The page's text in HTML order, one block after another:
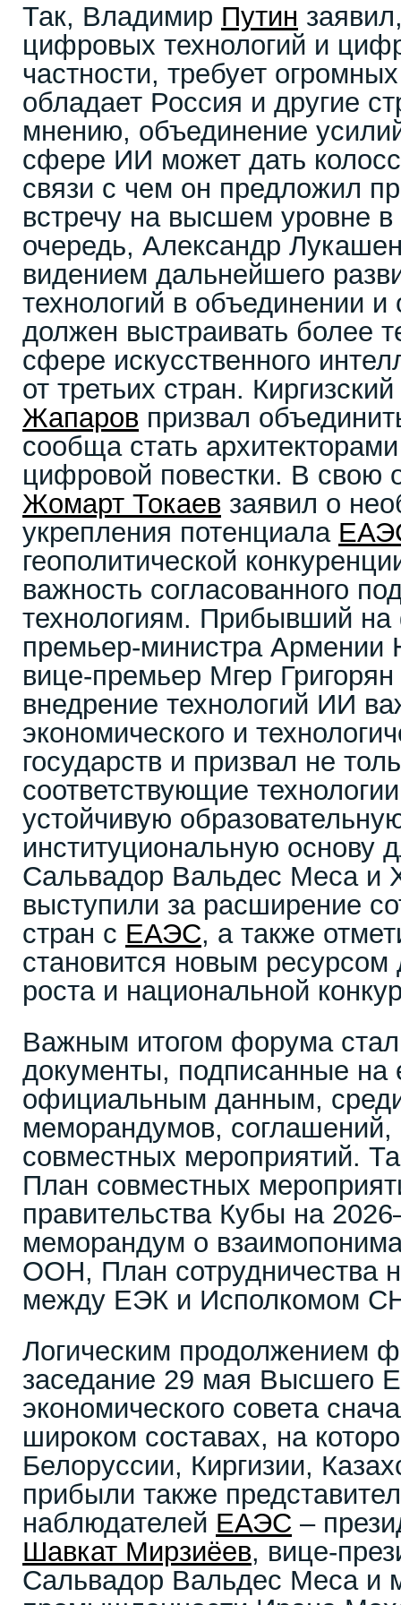
Так, Владимир Путин
цифровых технологий и
частности, требует
обладает Россия и другие
мнению, объединение
сфере ИИ может дать
связи с чем он предложил
встречу на высшем уровне
очередь, Александр
видением дальнейшего
технологий в объединении
должен выстраивать более
сфере искусственного
от третьих стран.
Жапаров призвал
сообща стать
цифровой повестки. В свою
Жомарт Токаев заявил о
укрепления потенциала
геополитической
важность согласованного
технологиям. Прибывший
премьер-министра Армении
вице-премьер Мгер
внедрение технологий ИИ
экономического и
государств и призвал не
соответствующие
устойчивую
институциональную основу
Сальвадор Вальдес Меса и
выступили за расширение
стран с ЕАЭС, а также
становится новым ресурсом
роста и национальной
Важным итогом форума
документы, подписанные на
официальным данным,
меморандумов, соглашений,
совместных мероприятий.
План совместных
правительства Кубы на
меморандум о
ООН, План сотрудничества
между ЕЭК и Исполкомом
Логическим продолжением
заседание 29 мая Высшего
экономического совета
широком составах, на
Белоруссии, Киргизии,
прибыли также
наблюдателей ЕАЭС –
Шавкат Мирзиёев, вице-
Сальвадор Вальдес Меса и